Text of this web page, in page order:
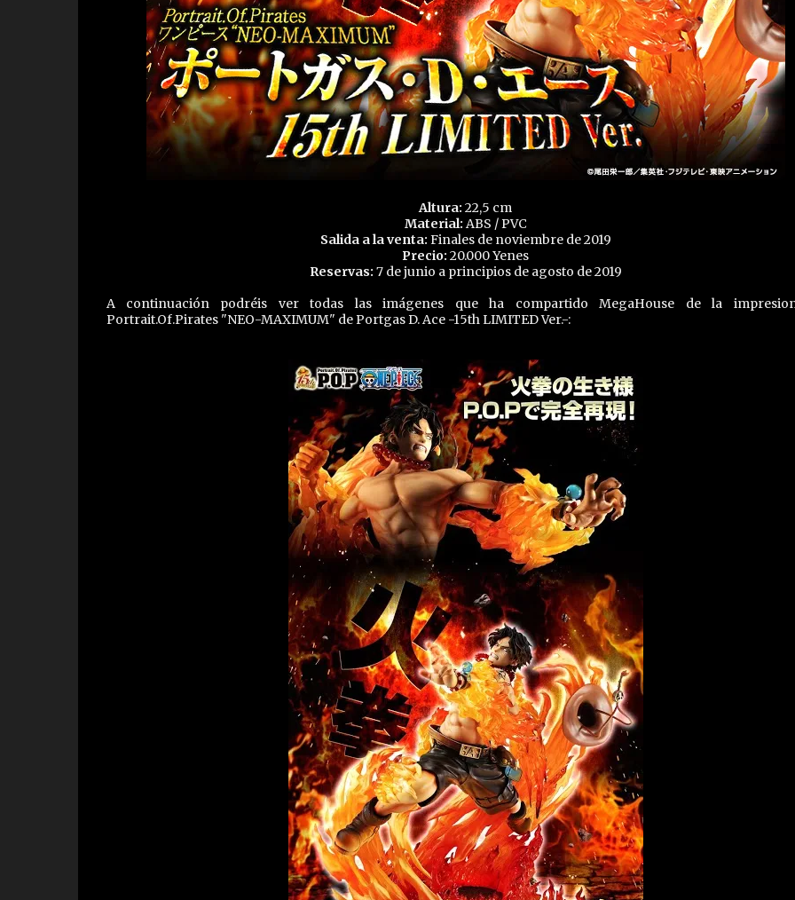
Altura: 22,5 cm
Material: ABS / PVC
Salida a la venta: Finales de noviembre de 2019
Precio: 20.000 Yenes
Reservas: 7 de junio a principios de agosto de 2019
A continuación podréis ver todas las imágenes que ha compartido MegaHouse de la
Portrait.Of.Pirates "NEO-MAXIMUM" de Portgas D. Ace -15th LIMITED Ver.-: